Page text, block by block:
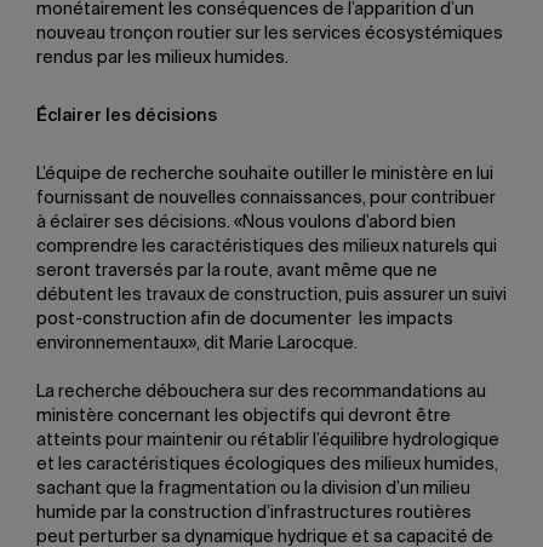
monétairement les conséquences de l’apparition d’un
nouveau tronçon routier sur les services écosystémiques
rendus par les milieux humides.
Éclairer les décisions
L’équipe de recherche souhaite outiller le ministère en lui
fournissant de nouvelles connaissances, pour contribuer
à éclairer ses décisions. «Nous voulons d’abord bien
comprendre les caractéristiques des milieux naturels qui
seront traversés par la route, avant même que ne
débutent les travaux de construction, puis assurer un suivi
post-construction afin de documenter les impacts
environnementaux», dit Marie Larocque.
La recherche débouchera sur des recommandations au
ministère concernant les objectifs qui devront être
atteints pour maintenir ou rétablir l’équilibre hydrologique
et les caractéristiques écologiques des milieux humides,
sachant que la fragmentation ou la division d’un milieu
humide par la construction d’infrastructures routières
peut perturber sa dynamique hydrique et sa capacité de